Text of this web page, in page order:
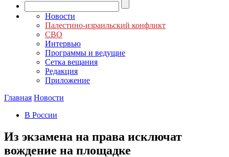
Новости
Палестино-израильский конфликт
СВО
Интервью
Программы и ведущие
Сетка вещания
Редакция
Приложение
Главная Новости
В России
Из экзамена на права исключат
вождение на площадке